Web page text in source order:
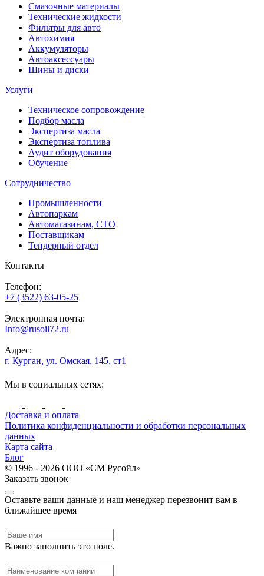
Смазочные материалы
Технические жидкости
Фильтры для авто
Автохимия
Аккумуляторы
Автоаксессуары
Шины и диски
Услуги
Техническое сопровождение
Подбор масла
Экспертиза масла
Экспертиза топлива
Аудит оборудования
Обучение
Сотрудничество
Промышленности
Автопаркам
Автомагазинам, СТО
Поставщикам
Тендерный отдел
Контакты
Телефон:
+7 (3522) 63-05-25
Электронная почта:
Info@rusoil72.ru
Адрес:
г. Курган, ул. Омская, 145, ст1
Мы в социальных сетях:
Доставка и оплата
Политика конфиденциальности и обработки персональных
данных
Карта сайта
Блог
© 1996 - 2026 ООО «СМ Русойл»
Заказать звонок
Оставьте ваши данные и наш менеджер перезвонит вам в
ближайшее время
Важно заполнить это поле.